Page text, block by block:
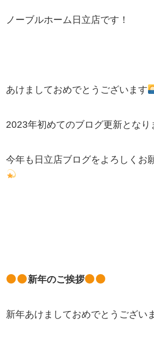
ノーブルホーム日立店です！
あけましておめでとうございます
2023年初めてのブログ更新となり
今年も日立店ブログをよろしくお
新年のご挨拶
新年あけましておめでとうござい